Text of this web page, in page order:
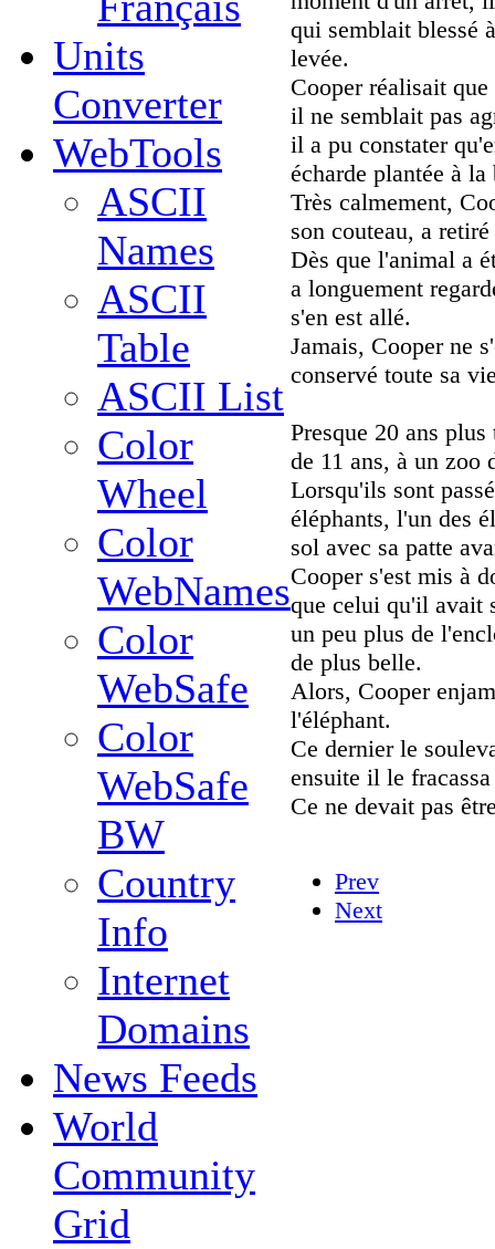
Units
Converter
WebTools
ASCII
Names
ASCII
Table
ASCII List
Color
Wheel
Color
WebNames
Color
WebSafe
Color
WebSafe
BW
Country
Info
Internet
Domains
News Feeds
World
Community
Grid
qui semblait blessé
levée.
Cooper réalisait
il ne semblait pas
il a pu constater
écharde plantée à la
Très calmement,
son couteau, a
Dès que l'animal a
a longuement
s'en est allé.
Jamais, Cooper ne
conservé toute sa
Presque 20 ans
de 11 ans, à un zoo
Lorsqu'ils sont
éléphants, l'un des
sol avec sa patte
Cooper s'est mis à
que celui qu'il avait
un peu plus de
de plus belle.
Alors, Cooper
l'éléphant.
Ce dernier le
ensuite il le
Ce ne devait pas
Prev
Next